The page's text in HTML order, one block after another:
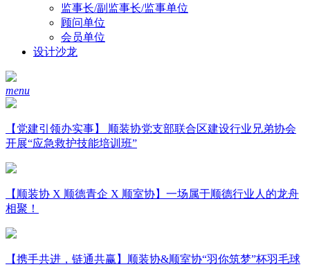
监事长/副监事长/监事单位
顾问单位
会员单位
设计沙龙
menu
【党建引领办实事】 顺装协党支部联合区建设行业兄弟协会
开展“应急救护技能培训班”
【顺装协 X 顺德青企 X 顺室协】一场属于顺德行业人的龙舟
相聚！
【携手共进，链通共赢】顺装协&顺室协“羽你筑梦”杯羽毛球